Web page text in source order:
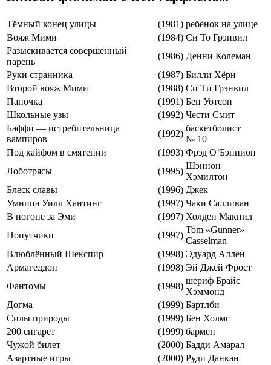
Тёмный конец улицы (1981) ребёнок на улице
Вояж Мими
(1984) Си То Грэнвил
Разыскивается совершенный
парень
(1986) Денни Колеман
Руки странника
(1987) Билли Хёрн
Второй вояж Мими
(1988) Си Ти Грэнвил
Папочка
(1991) Бен Уотсон
Школьные узы
(1992) Чести Смит
Баффи — истребительница
вампиров
(1992)
баскетболист
№ 10
Под кайфом в смятении
(1993) Фрэд О’Бэннион
Лоботрясы
(1995)
Шэннон
Хэмилтон
Блеск славы
(1996) Джек
Умница Уилл Хантинг
(1997) Чаки Салливан
В погоне за Эми
(1997) Холден Макнил
Попутчики
(1997)
Tom «Gunner»
Casselman
Влюблённый Шекспир
(1998) Эдуард Аллен
Армагеддон
(1998) Эй Джей Фрост
Фантомы
(1998)
шериф Брайс
Хэммонд
Догма
(1999) Бартлби
Силы природы
(1999) Бен Холмс
200 сигарет
(1999) бармен
Чужой билет
(2000) Бадди Амарал
Азартные игры
(2000) Руди Данкан